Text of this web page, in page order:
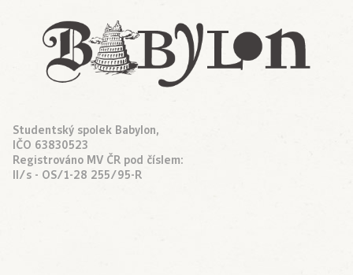
Studentský spolek Babylon,
IČO 63830523
Registrováno MV ČR pod číslem:
II/s - OS/1-28 255/95-R